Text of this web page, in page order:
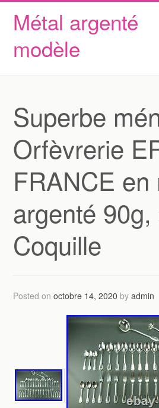
Métal argenté
modèle
Skip to content
Accueil
Conditions d’utilisation
Superbe
Orfèvrerie
FRANCE en
argenté
Coquille
Posted onoctobre 14, 2020 byadmin